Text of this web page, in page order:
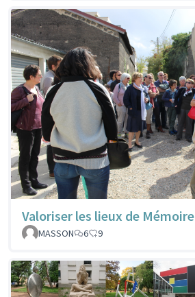
Valoriser les lieux de Mémoire
MASSON
6 9